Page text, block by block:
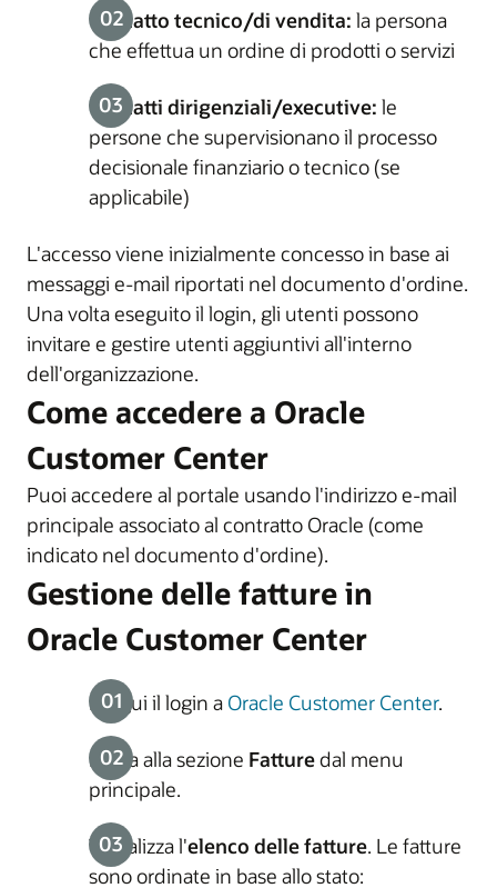
Contatto tecnico/di vendita: la persona
che effettua un ordine di prodotti o servizi
Contatti dirigenziali/executive: le
persone che supervisionano il processo
decisionale finanziario o tecnico (se
applicabile)
L'accesso viene inizialmente concesso in base ai
messaggi e-mail riportati nel documento d'ordine.
Una volta eseguito il login, gli utenti possono
invitare e gestire utenti aggiuntivi all'interno
dell'organizzazione.
Come accedere a Oracle
Customer Center
Puoi accedere al portale usando l'indirizzo e-mail
principale associato al contratto Oracle (come
indicato nel documento d'ordine).
Gestione delle fatture in
Oracle Customer Center
Esegui il login a Oracle Customer Center.
Passa alla sezione Fatturedal menu
principale.
Visualizza l'elenco delle fatture. Le fatture
sono ordinate in base allo stato: